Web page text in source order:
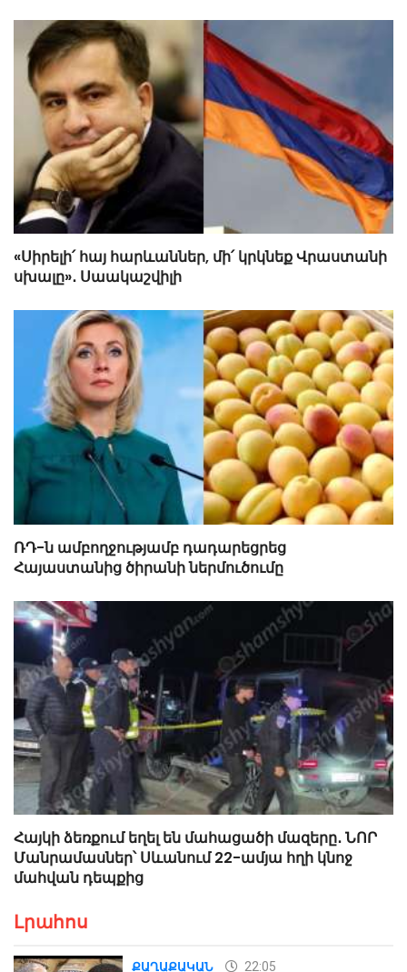
«Սիրելի՛ հայ հարևաններ, մի՛ կրկնեք Վրաստանի
սխալը»․ Սաակաշվիլի
ՌԴ-ն ամբողջությամբ դադարեցրեց
Հայաստանից ծիրանի ներմուծումը
Հայկի ձեռքում եղել են մահացածի մազերը․ ՆՈՐ
Մանրամասներ՝ Սևանում 22-ամյա հղի կնոջ
մահվան դեպքից
Լրահոս
ՔԱՂԱՔԱԿԱՆ 22:05